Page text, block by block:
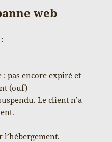
web
pas encore expiré et
(ouf)
Le client n’a